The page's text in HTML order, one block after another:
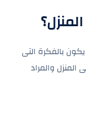
بالفكرة التى
والمراد